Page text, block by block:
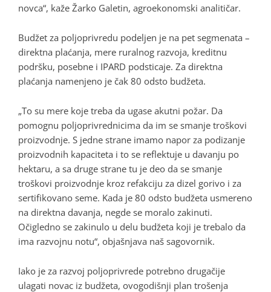
novca“, kaže Žarko Galetin, agroekonomski analitičar.
Budžet za poljoprivredu podeljen je na pet segmenata –
direktna plaćanja, mere ruralnog razvoja, kreditnu
podršku, posebne i IPARD podsticaje. Za direktna
plaćanja namenjeno je čak 80 odsto budžeta.
„To su mere koje treba da ugase akutni požar. Da
pomognu poljoprivrednicima da im se smanje troškovi
proizvodnje. S jedne strane imamo napor za podizanje
proizvodnih kapaciteta i to se reflektuje u davanju po
hektaru, a sa druge strane tu je deo da se smanje
troškovi proizvodnje kroz refakciju za dizel gorivo i za
sertifikovano seme. Kada je 80 odsto budžeta usmereno
na direktna davanja, negde se moralo zakinuti.
Očigledno se zakinulo u delu budžeta koji je trebalo da
ima razvojnu notu“, objašnjava naš sagovornik.
Iako je za razvoj poljoprivrede potrebno drugačije
ulagati novac iz budžeta, ovogodišnji plan trošenja